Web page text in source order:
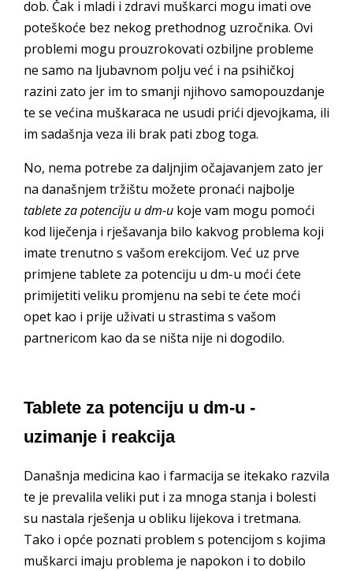
dob. Čak i mladi i zdravi muškarci mogu imati ove
poteškoće bez nekog prethodnog uzročnika. Ovi
problemi mogu prouzrokovati ozbiljne probleme
ne samo na ljubavnom polju već i na psihičkoj
razini zato jer im to smanji njihovo samopouzdanje
te se većina muškaraca ne usudi prići djevojkama, ili
im sadašnja veza ili brak pati zbog toga.
No, nema potrebe za daljnjim očajavanjem zato jer
na današnjem tržištu možete pronaći najbolje
tablete za potenciju u dm-u koje vam mogu pomoći
kod liječenja i rješavanja bilo kakvog problema koji
imate trenutno s vašom erekcijom. Već uz prve
primjene tablete za potenciju u dm-u moći ćete
primijetiti veliku promjenu na sebi te ćete moći
opet kao i prije uživati u strastima s vašom
partnericom kao da se ništa nije ni dogodilo.
Tablete za potenciju u dm-u -
uzimanje i reakcija
Današnja medicina kao i farmacija se itekako razvila
te je prevalila veliki put i za mnoga stanja i bolesti
su nastala rješenja u obliku lijekova i tretmana.
Tako i opće poznati problem s potencijom s kojima
muškarci imaju problema je napokon i to dobilo